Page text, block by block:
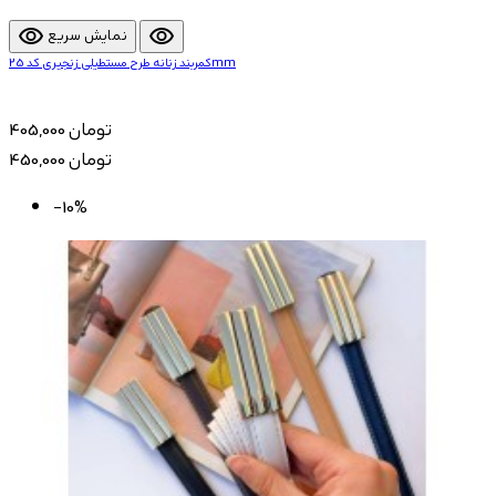
visibility نمایش سریع visibility
کمربند زنانه طرح مستطیلی زنجیری کد 25mm
405,000 تومان
450,000 تومان
-10%